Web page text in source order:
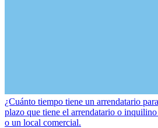
¿Cuánto tiempo tiene un arrendatario
plazo que tiene el arrendatario o
o un local comercial.